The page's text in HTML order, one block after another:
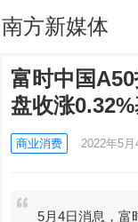
南方新媒体
富时中国
盘收涨
商业消费 2022年5
5月4日消息，富